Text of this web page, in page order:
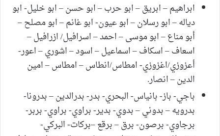
ابراهيم – ابريق – ابو حرب – ابو حسن – ابو خليل- ابو
دياله – ابو رسلان – ابو عيون- ابو غانم – ابو مصلح –
أبو مناع – ابو موسى – احمد – اسرافيل/ ازرافيل –
اسعاف – اسكاف – اسماعيل – اسود – اشوري – اعور-
أعزوزي/اغزوزي- امطاس/انطاس – امطاس – امين
الدين – انصار.
باجي- باز- بانياس- البحري- بدر- بدرالدين – بدرونا-
بدرويه – بدوني – بدوي- بدير- براوي- براوي- بربر-
برجاوي- برصون- برق – برقع –بركات- البركي-